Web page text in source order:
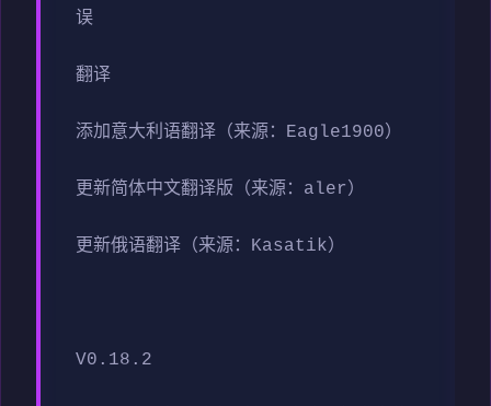
误
翻译
添加意大利语翻译（来源：Eagle1900）
更新简体中文翻译版（来源：aler）
更新俄语翻译（来源：Kasatik）
V0.18.2